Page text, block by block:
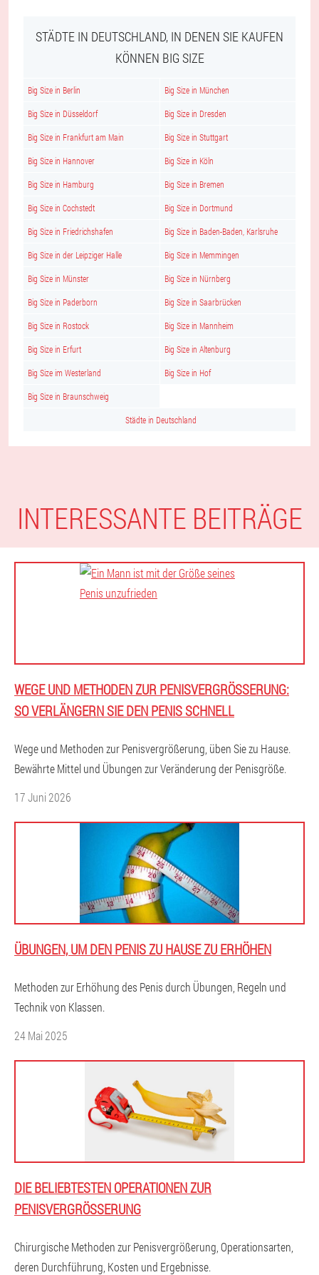
STÄDTE IN DEUTSCHLAND, IN DENEN SIE KAUFEN
KÖNNEN BIG SIZE
Big Size in Berlin Big Size in München
Big Size in Düsseldorf Big Size in Dresden
Big Size in Frankfurt am Main Big Size in Stuttgart
Big Size in Hannover Big Size in Köln
Big Size in Hamburg Big Size in Bremen
Big Size in Cochstedt Big Size in Dortmund
Big Size in Friedrichshafen Big Size in Baden-Baden, Karlsruhe
Big Size in der Leipziger Halle Big Size in Memmingen
Big Size in Münster Big Size in Nürnberg
Big Size in Paderborn Big Size in Saarbrücken
Big Size in Rostock Big Size in Mannheim
Big Size in Erfurt Big Size in Altenburg
Big Size im Westerland Big Size in Hof
Big Size in Braunschweig
Städte in Deutschland
INTERESSANTE BEITRÄGE
WEGE UND METHODEN ZUR PENISVERGRÖSSERUNG: S
O VERLÄNGERN SIE DEN PENIS SCHNELL
Wege und Methoden zur Penisvergrößerung, üben Sie zu Hause.
Bewährte Mittel und Übungen zur Veränderung der Penisgröße.
17 Juni 2026
ÜBUNGEN, UM DEN PENIS ZU HAUSE ZU ERHÖHEN
Methoden zur Erhöhung des Penis durch Übungen, Regeln und
Technik von Klassen.
24 Mai 2025
DIE BELIEBTESTEN OPERATIONEN ZUR
PENISVERGRÖSSERUNG
Chirurgische Methoden zur Penisvergrößerung, Operationsarten,
deren Durchführung, Kosten und Ergebnisse.